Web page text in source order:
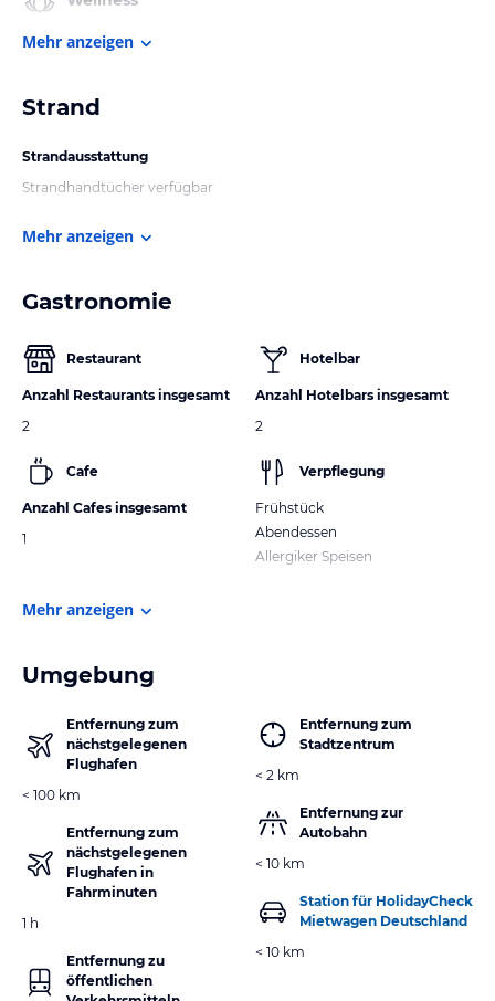
Mehr anzeigen
Strand
Strandausstattung
Strandhandtücher verfügbar
Mehr anzeigen
Gastronomie
Restaurant
Anzahl Restaurants insgesamt
2
Cafe
Anzahl Cafes insgesamt
1
Hotelbar
Anzahl Hotelbars insgesamt
2
Verpflegung
Frühstück
Abendessen
Allergiker Speisen
Mehr anzeigen
Umgebung
Entfernung zum
nächstgelegenen
Flughafen
< 100 km
Entfernung zum
nächstgelegenen
Flughafen in
Fahrminuten
1 h
Entfernung zu
öffentlichen
Entfernung zum
Stadtzentrum
< 2 km
Entfernung zur
Autobahn
< 10 km
Station für HolidayCheck
Mietwagen Deutschland
< 10 km